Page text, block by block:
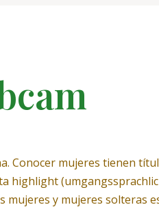
Conocer mujeres tienen
highlight
y mujeres solteras